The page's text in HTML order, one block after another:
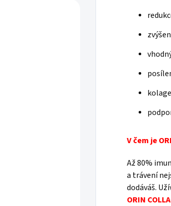
V čem je
Až 80%
a trávení
dodáváš.
ORIN